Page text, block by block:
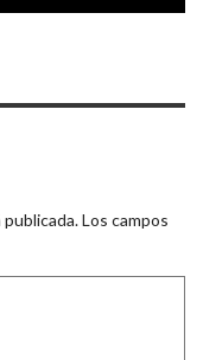
Los campos